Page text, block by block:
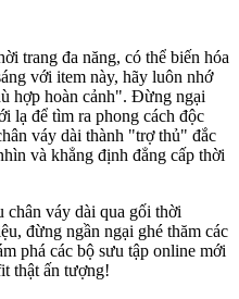
trang đa năng, có thể biến hóa
với item này, hãy luôn nhớ
hợp hoàn cảnh". Đừng ngại
lạ để tìm ra phong cách độc
váy dài thành "trợ thủ" đắc
và khẳng định đẳng cấp thời
chân váy dài qua gối thời
đừng ngần ngại ghé thăm các
phá các bộ sưu tập online mới
thật ấn tượng!